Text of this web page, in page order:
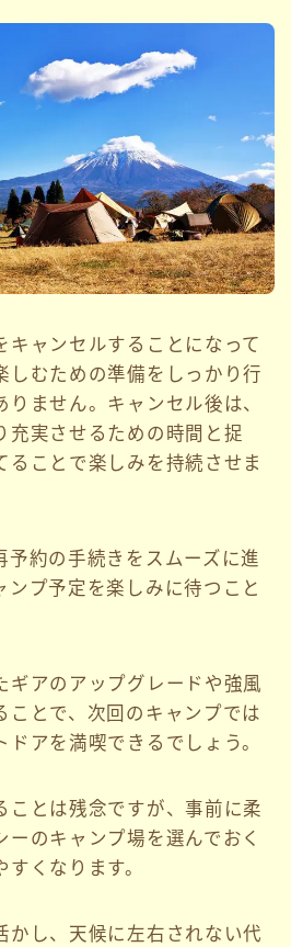
キャンセルすることになって
しむための準備をしっかり行
りません。キャンセル後は、
充実させるための時間と捉
ることで楽しみを持続させま
予約の手続きをスムーズに進
ンプ予定を楽しみに待つこと
ギアのアップグレードや強風
ことで、次回のキャンプでは
アを満喫できるでしょう。
ことは残念ですが、事前に柔
のキャンプ場を選んでおく
くなります。
かし、天候に左右されない代